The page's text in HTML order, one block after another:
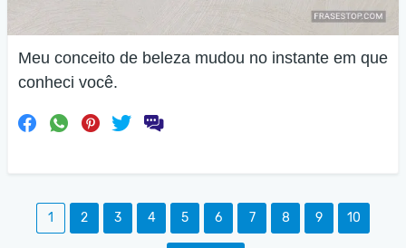
Meu conceito de beleza mudou no instante em que
conheci você.
1 2 3 4 5 6 7 8 9 10